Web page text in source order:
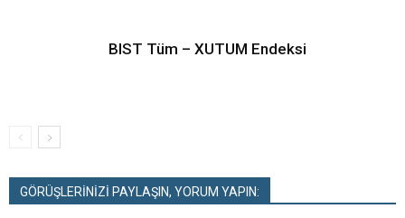
BIST Tüm – XUTUM Endeksi
GÖRÜŞLERİNİZİ PAYLAŞIN, YORUM YAPIN: